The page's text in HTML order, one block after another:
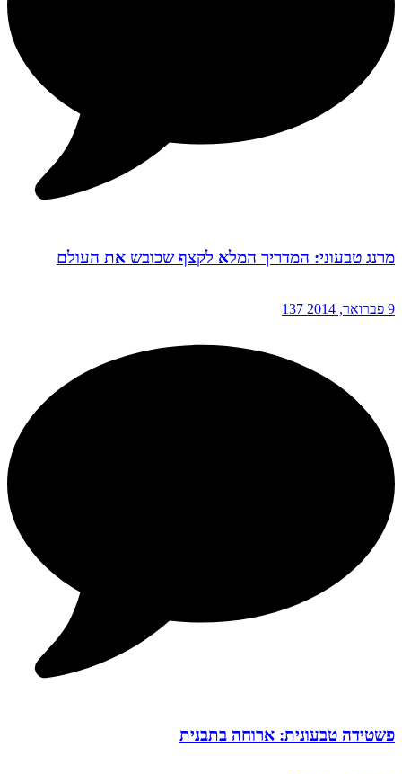
מרנג טבעוני: המדריך המלא לקצף שכובש את העולם
9 פברואר, 2014 137
פשטידה טבעונית: ארוחה בתבנית